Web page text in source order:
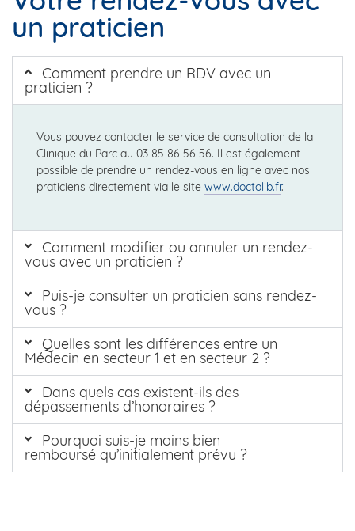
un praticien
Comment prendre un RDV avec un
praticien ?
Vous pouvez contacter le service de consultation de la
Clinique du Parc au 03 85 86 56 56. Il est également
possible de prendre un rendez-vous en ligne avec nos
praticiens directement via le site www.doctolib.fr.
Comment modifier ou annuler un rendez-
vous avec un praticien ?
Puis-je consulter un praticien sans rendez-
vous ?
Quelles sont les différences entre un
Médecin en secteur 1 et en secteur 2 ?
Dans quels cas existent-ils des
dépassements d’honoraires ?
Pourquoi suis-je moins bien
remboursé qu’initialement prévu ?